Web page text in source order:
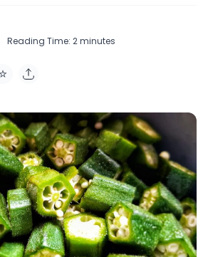
Reading Time: 2minutes